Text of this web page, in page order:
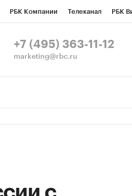
РБК Компании Телеканал РБК
СПб Спецпроекты
+7 (495) 363-11-12
marketing@rbc.ru